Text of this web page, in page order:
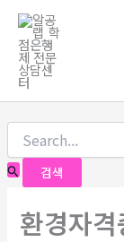
너
뛰
환경자